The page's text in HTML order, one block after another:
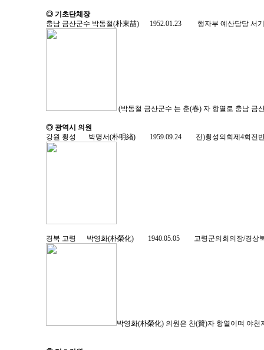
◎ 기초단체장
충남 금산군수 박동철(朴東喆) 1952.01.23 행자부 예산담당 서
(박동철 금산군수 는 춘(春) 자 항열로 충남 금
◎ 광역시 의원
강원 횡성 박명서(朴明緖) 1959.09.24 전)횡성의회제4회
경북 고령 박영화(朴榮化) 1940.05.05 고령군의회의장/경상북
박영화(朴榮化) 의원은 찬(贊)자 항열이며 야천